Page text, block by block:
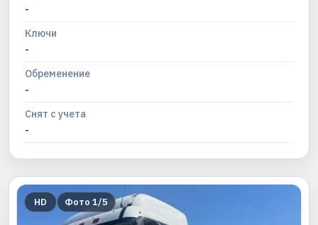
-
Ключи
-
Обременение
-
Снят с учета
-
HD Фото 1/5